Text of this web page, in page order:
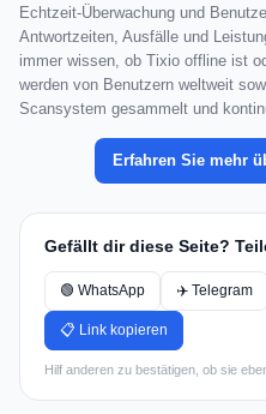
Echtzeit-Überwachung und
Antwortzeiten, Ausfälle und
immer wissen, ob Tixio offline ist
werden von Benutzern weltweit
Scansystem gesammelt und
Erfahren Sie mehr
Gefällt dir diese Seite?
🟢 WhatsApp ✈️ Telegram
📋 Link kopieren
Hilf anderen zu bestätigen, ob sie